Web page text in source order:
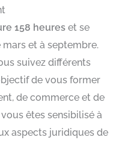
158 heures et se
et à septembre.
suivez différents
de vous former
de commerce et de
êtes sensibilisé à
aspects juridiques de